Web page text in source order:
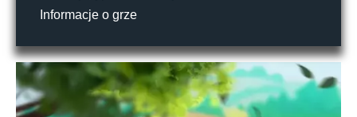
Informacje o grze